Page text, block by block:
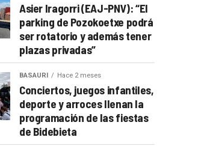
Asier Iragorri (EAJ-PNV): “El
parking de Pozokoetxe podrá
ser rotatorio y además tener
plazas privadas”
BASAURI Hace 2 meses
Conciertos, juegos infantiles,
deporte y arroces llenan la
programación de las fiestas
de Bidebieta